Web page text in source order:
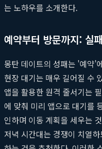
는 노하우를 소개한다.
예약부터 방문까지: 실
몽탄 데이트의 성패는 '예약'
현장 대기는 매우 길어질 수
앱을 활용한 원격 줄서기는
에 맞춰 미리 앱으로 대기를
인하며 이동 계획을 세우는
저녁 시간대는 경쟁이 치열